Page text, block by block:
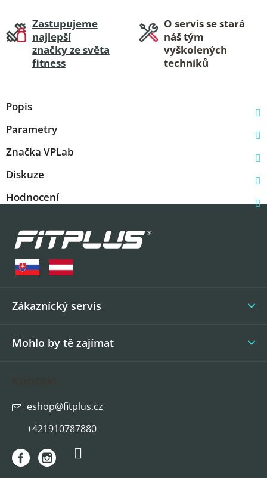
Zastupujeme
najlepší
značky ze světa
fitness
O servis se stará
náš tým
vyškolených
techniků
Popis
Parametry
Značka VPLab
Diskuze
Hodnocení
Zákaznícký servis
Mohlo by tě zajímat
eshop@fitplus.cz
+421910787880